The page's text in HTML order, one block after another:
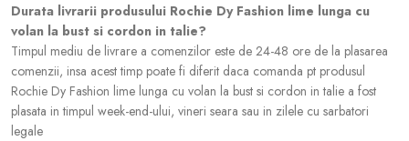
Durata livrarii produsului Rochie Dy Fashion lime lunga cu
volan la bust si cordon in talie?
Timpul mediu de livrare a comenzilor este de 24-48 ore de la plasarea
comenzii, insa acest timp poate fi diferit daca comanda pt produsul
Rochie Dy Fashion lime lunga cu volan la bust si cordon in talie a fost
plasata in timpul week-end-ului, vineri seara sau in zilele cu sarbatori
legale